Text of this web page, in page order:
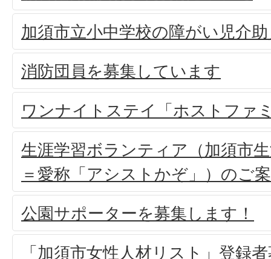
加須市立小中学校の障がい児介
消防団員を募集しています
ワンナイトステイ「ホストファ
生涯学習ボランティア（加須市
＝愛称「アシストかぞ」）のご
公園サポーターを募集します！
「加須市女性人材リスト」登録